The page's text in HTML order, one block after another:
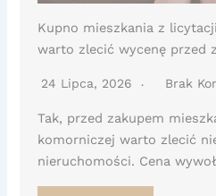
Kupno mieszkania z
warto zlecić wycenę przed
24 Lipca, 2026 Brak
Tak, przed zakupem
komorniczej warto zlecić
nieruchomości. Cena